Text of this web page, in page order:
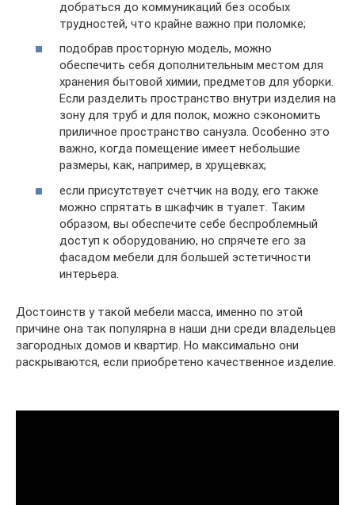
добраться до коммуникаций без особых
трудностей, что крайне важно при поломке;
подобрав просторную модель, можно
обеспечить себя дополнительным местом для
хранения бытовой химии, предметов для уборки.
Если разделить пространство внутри изделия на
зону для труб и для полок, можно сэкономить
приличное пространство санузла. Особенно это
важно, когда помещение имеет небольшие
размеры, как, например, в хрущевках;
если присутствует счетчик на воду, его также
можно спрятать в шкафчик в туалет. Таким
образом, вы обеспечите себе беспроблемный
доступ к оборудованию, но спрячете его за
фасадом мебели для большей эстетичности
интерьера.
Достоинств у такой мебели масса, именно по этой
причине она так популярна в наши дни среди владельцев
загородных домов и квартир. Но максимально они
раскрываются, если приобретено качественное изделие.